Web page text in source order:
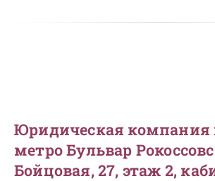
Юридическая компания
метро Бульвар
Бойцовая, 27, этаж 2,